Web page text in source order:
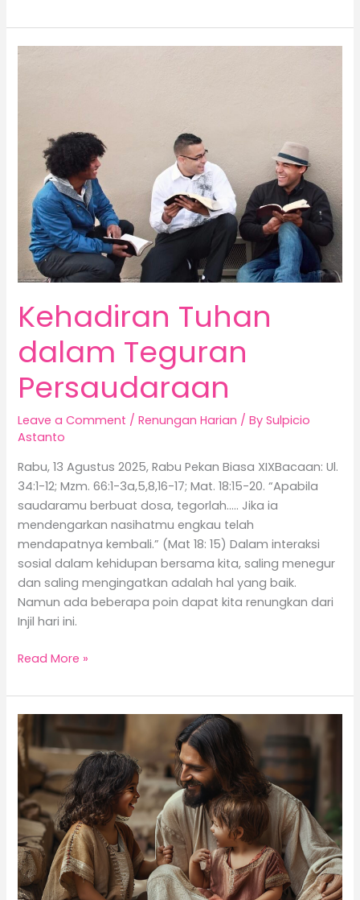
Kehadiran Tuhan
dalam Teguran
Persaudaraan
Leave a Comment /Renungan Harian / BySulpicio
Astanto
Rabu, 13 Agustus 2025, Rabu Pekan Biasa XIXBacaan: Ul.
34:1-12; Mzm. 66:1-3a,5,8,16-17; Mat. 18:15-20. “Apabila
saudaramu berbuat dosa, tegorlah….. Jika ia
mendengarkan nasihatmu engkau telah
mendapatnya kembali.” (Mat 18: 15) Dalam interaksi
sosial dalam kehidupan bersama kita, saling menegur
dan saling mengingatkan adalah hal yang baik.
Namun ada beberapa poin dapat kita renungkan dari
Injil hari ini.
Kehadiran
Persaudaraan
Read More »
Kebesaran
dan
Kerendahan
Hati